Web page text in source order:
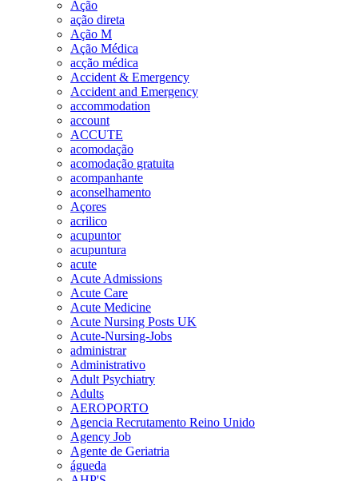
Ação
ação direta
Ação M
Ação Médica
acção médica
Accident & Emergency
Accident and Emergency
accommodation
account
ACCUTE
acomodação
acomodação gratuita
acompanhante
aconselhamento
Açores
acrilico
acupuntor
acupuntura
acute
Acute Admissions
Acute Care
Acute Medicine
Acute Nursing Posts UK
Acute-Nursing-Jobs
administrar
Administrativo
Adult Psychiatry
Adults
AEROPORTO
Agencia Recrutamento Reino Unido
Agency Job
Agente de Geriatria
águeda